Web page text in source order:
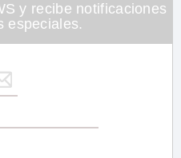
y recibe notificaciones
especiales.